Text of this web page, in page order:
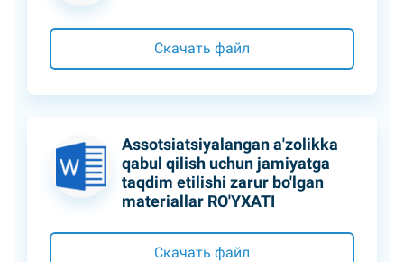
Скачать файл
Assotsiatsiyalangan a'zolikka
qabul qilish uchun jamiyatga
taqdim etilishi zarur bo'lgan
materiallar RO'YXATI
Скачать файл